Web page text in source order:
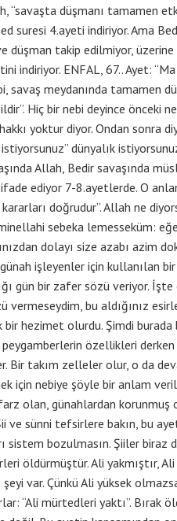
“savaşta düşmanı tamamen
suresi 4.ayeti indiriyor. Ama
düşman takip edilmiyor,
indiriyor. ENFAL, 67.. Ayet:
savaş meydanında tamamen
Hiç bir nebi deyince önceki
yoktur diyor. Ondan sonra
dünyalık
Allah, Bedir savaşında
ediyor 7-8.ayetlerde. O
doğrudur”. Allah ne
sebeka lemesseküm:
dolayı size azabı azim
işleyenler için kullanılan
gün bir zafer sözü veriyor. İşte
vermeseydim, bu aldığınız
bir hezimet olurdu. Şimdi
özellikleri derken
Bir takım zelleler olur, o da
için nebiye şöyle bir anlam
olan, günahlardan korunmuş
ve sünni tefsirlere bakın, bu
sistem bozulmasın. Şiiler biraz
öldürmüştür. Ali yakmıştır,
var. Çünkü Ali yüksek
“Ali mürtedleri yaktı”. Bırak